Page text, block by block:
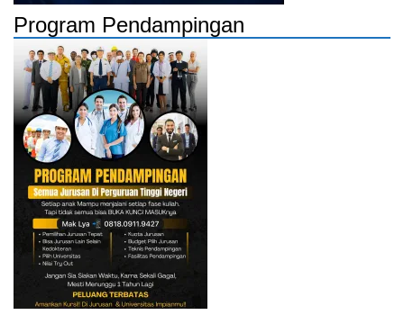
Program Pendampingan